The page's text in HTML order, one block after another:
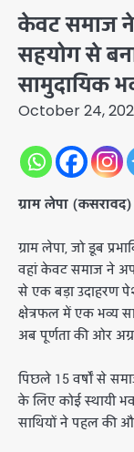
केवट समाज
सहयोग से
सामुदायिक
October 24,
ग्राम लेपा (कसरावद)
ग्राम लेपा, जो डूब
वहां केवट समाज ने
से एक बड़ा उदाहरण
क्षेत्रफल में एक भव्य
अब पूर्णता की ओर
पिछले 15 वर्षों से
के लिए कोई स्थायी
साथियों ने पहल की और